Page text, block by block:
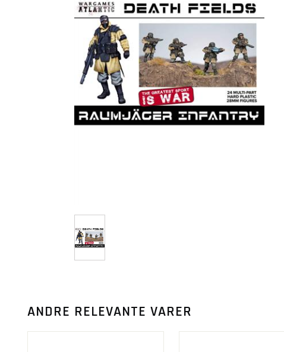
ANDRE RELEVANTE VARER